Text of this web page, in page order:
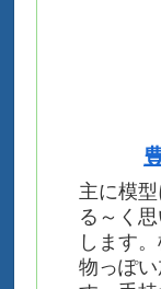
主に模
る～く
します
物っぽ